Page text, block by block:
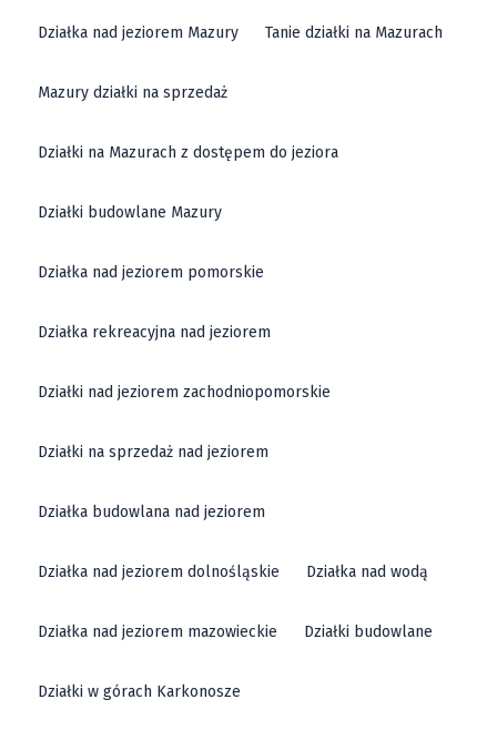
Działka nad jeziorem Mazury Tanie działki na Mazurach
Mazury działki na sprzedaż
Działki na Mazurach z dostępem do jeziora
Działki budowlane Mazury
Działka nad jeziorem pomorskie
Działka rekreacyjna nad jeziorem
Działki nad jeziorem zachodniopomorskie
Działki na sprzedaż nad jeziorem
Działka budowlana nad jeziorem
Działka nad jeziorem dolnośląskie Działka nad wodą
Działka nad jeziorem mazowieckie Działki budowlane
Działki w górach Karkonosze